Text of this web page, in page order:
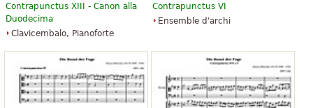
Contrapunctus XIII - Canon alla
Duodecima
Clavicembalo, Pianoforte
Contrapunctus VI
Ensemble d'archi